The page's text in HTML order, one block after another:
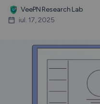
VeePN Research Lab
iul. 17, 2025